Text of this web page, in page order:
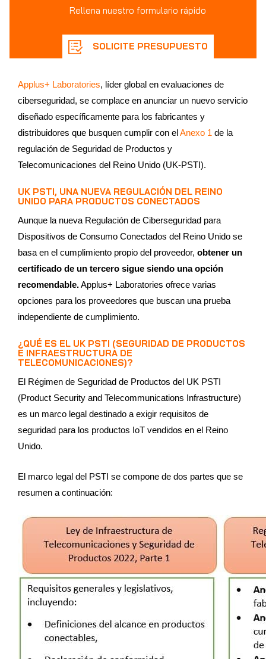
Rellena nuestro formulario rápido
SOLICITE PRESUPUESTO
Applus+ Laboratories, líder global en evaluaciones de
ciberseguridad, se complace en anunciar un nuevo servicio
diseñado específicamente para los fabricantes y
distribuidores que busquen cumplir con elAnexo 1 de la
regulación de Seguridad de Productos y
Telecomunicaciones del Reino Unido (UK-PSTI).
UK PSTI, UNA NUEVA REGULACIÓN DEL REINO
UNIDO PARA PRODUCTOS CONECTADOS
Aunque la nueva Regulación de Ciberseguridad para
Dispositivos de Consumo Conectados del Reino Unido se
basa en el cumplimiento propio del proveedor, obtener un
certificado de un tercero sigue siendo una opción
recomendable.Applus+ Laboratories ofrece varias
opciones para los proveedores que buscan una prueba
independiente de cumplimiento.
¿QUÉ ES EL UK PSTI (SEGURIDAD DE PRODUCTOS
E INFRAESTRUCTURA DE
TELECOMUNICACIONES)?
El Régimen de Seguridad de Productos del UK PSTI
(Product Security and Telecommunications Infrastructure)
es un marco legal destinado a exigir requisitos de
seguridad para los productos IoT vendidos en el Reino
Unido.
El marco legal del PSTI se compone de dos partes que se
resumen a continuación: